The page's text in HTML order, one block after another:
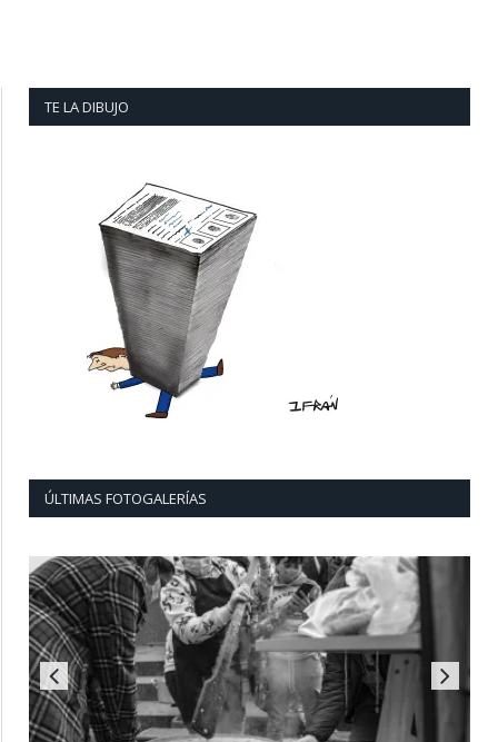
TE LA DIBUJO
ÚLTIMAS FOTOGALERÍAS